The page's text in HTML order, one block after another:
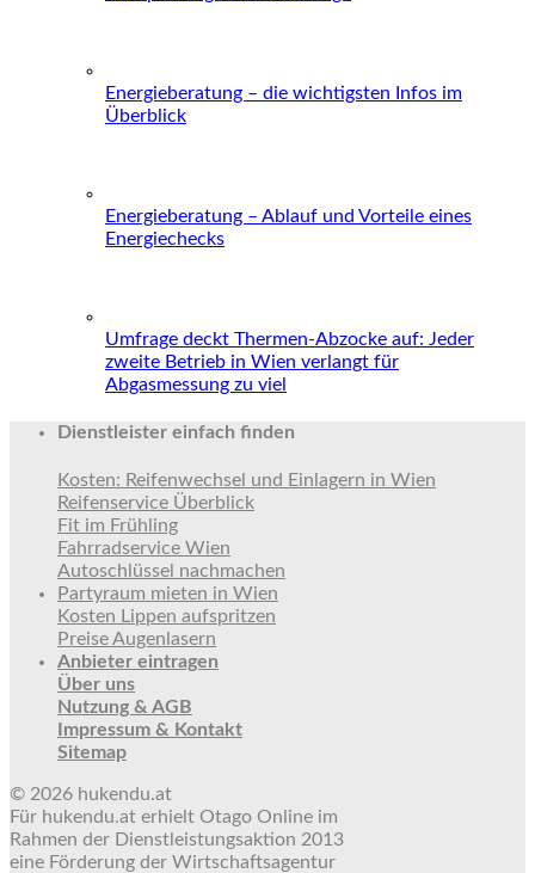
Energieberatung – die wichtigsten Infos im
Überblick
Energieberatung – Ablauf und Vorteile eines
Energiechecks
Umfrage deckt Thermen-Abzocke auf: Jeder
zweite Betrieb in Wien verlangt für
Abgasmessung zu viel
Dienstleister einfach finden
Kosten: Reifenwechsel und Einlagern in Wien
Reifenservice Überblick
Fit im Frühling
Fahrradservice Wien
Autoschlüssel nachmachen
Partyraum mieten in Wien
Kosten Lippen aufspritzen
Preise Augenlasern
Anbieter eintragen
Über uns
Nutzung & AGB
Impressum & Kontakt
Sitemap
© 2026 hukendu.at
Für hukendu.at erhielt Otago Online im
Rahmen der Dienstleistungsaktion 2013
eine Förderung der Wirtschaftsagentur